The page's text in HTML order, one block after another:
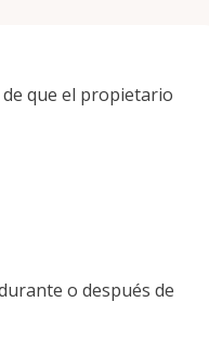
9:00 a. m. - 5:00 p. m.
que el propietario
o después de